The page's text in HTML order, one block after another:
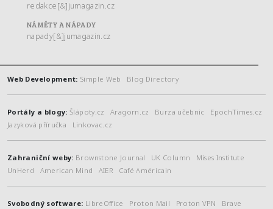
redakce[&]jumagazin.cz
NÁMĚTY A NÁPADY
napady[&]jumagazin.cz
Web Development: Simple Web Blog Directory
Portály a blogy:Šlápoty.cz Aragorn.cz Burza učebnic
EpochTimes.cz
Jazyková příručka
Linkovac.cz
Zahraniční weby: Brownstone Journal UK Column
Mises Institute
UnHerd
American Mind AIER Café Américain
Svobodný software: LibreOffice Proton Mail Proton VPN Brave